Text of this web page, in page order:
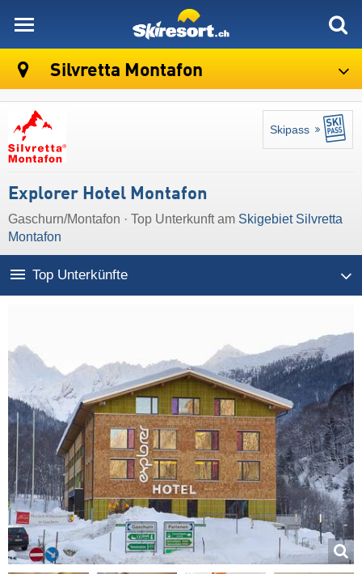
Silvretta Montafon
Skipass
Explorer Hotel Montafon
Gaschurn/Montafon · Top Unterkunft am Skigebiet Silvretta
Montafon
Top Unterkünfte